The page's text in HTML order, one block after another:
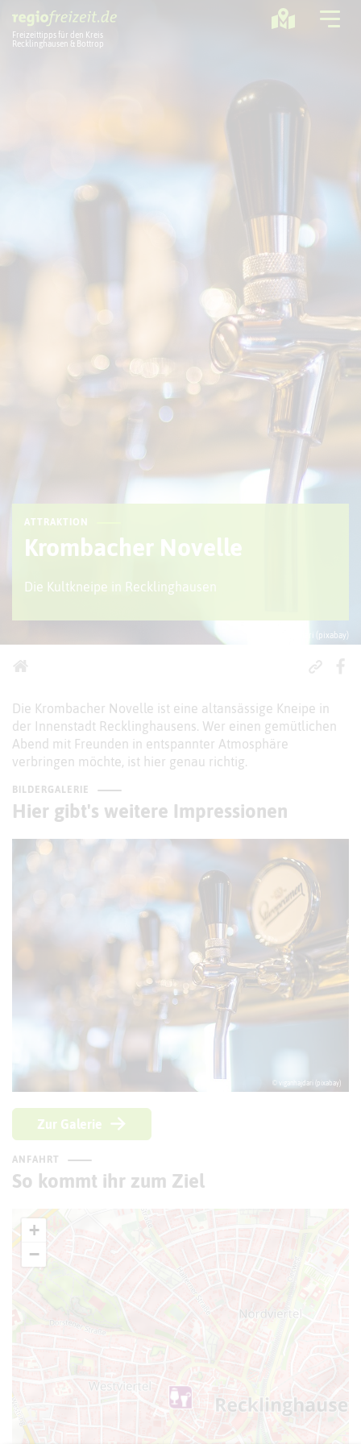
Freizeittipps für den Kreis
Recklinghausen & Bottrop
Aktuelles
Freizeitregion
© viganhajdari (pixabay)
ATTRAKTION
Krombacher Novelle
Die Kultkneipe in Recklinghausen
Die Krombacher Novelle ist eine altansässige Kneipe in
der Innenstadt Recklinghausens. Wer einen gemütlichen
Abend mit Freunden in entspannter Atmosphäre
verbringen möchte, ist hier genau richtig.
BILDERGALERIE
Hier gibt's weitere Impressionen
© viganhajdari (pixabay)
Zur Galerie
ANFAHRT
So kommt ihr zum Ziel
+
−